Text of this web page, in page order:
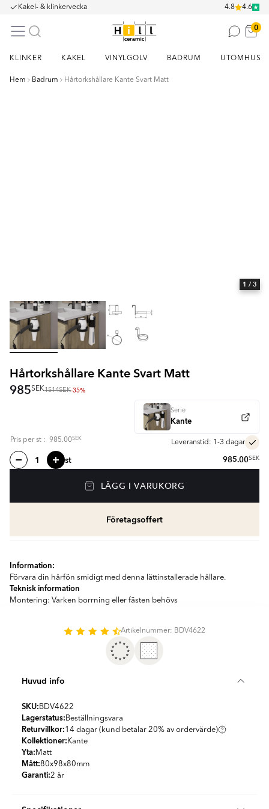
Kakel- & klinkervecka 4.8 4.6
0
KLINKER KAKEL VINYLGOLV BADRUM UTOMHUS
Hem Badrum Hårtorkshållare Kante Svart Matt
1 / 3
Hårtorkshållare Kante Svart Matt
985SEK1514SEK-35%
Serie
Kante
Pris per st : 985.00SEK
Leveranstid: 1-3 dagar
st 985.00SEK
LÄGG I VARUKORG
Företagsoffert
Information:
Förvara din hårfön smidigt med denna lättinstallerade hållare.
Teknisk information
Montering: Varken borrning eller fästen behövs
Artikelnummer: BDV4622
Huvud info
SKU: BDV4622
Lagerstatus: Beställningsvara
Returvillkor:14 dagar (kund betalar 20% av ordervärde)
Kollektioner: Kante
Yta: Matt
Mått:80x98x80mm
Garanti:2 år